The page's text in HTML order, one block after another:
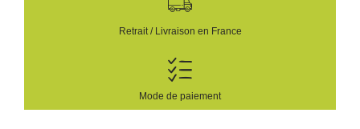
Retrait / Livraison en France
Mode de paiement